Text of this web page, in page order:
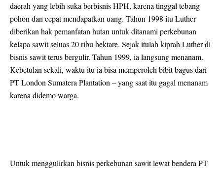
daerah yang lebih suka berbisnis HPH, karena tinggal tebang
pohon dan cepat mendapatkan uang. Tahun 1998 itu Luther
diberikan hak pemanfatan hutan untuk ditanami perkebunan
kelapa sawit seluas 20 ribu hektare. Sejak itulah kiprah Luther di
bisnis sawit terus bergulir. Tahun 1999, ia langsung menanam.
Kebetulan sekali, waktu itu ia bisa memperoleh bibit bagus dari
PT London Sumatera Plantation – yang saat itu gagal menanam
karena didemo warga.
Untuk menggulirkan bisnis perkebunan sawit lewat bendera PT